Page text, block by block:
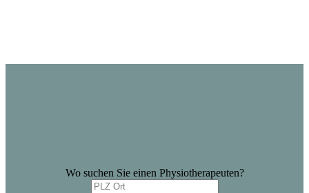
Wo suchen Sie einen Physiotherapeuten?